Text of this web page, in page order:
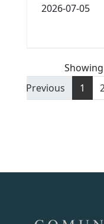
2026-07-05
Previous
1